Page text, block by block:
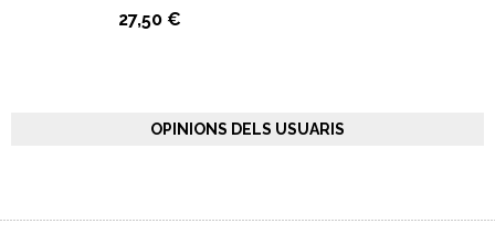
27,50 €
OPINIONS DELS USUARIS